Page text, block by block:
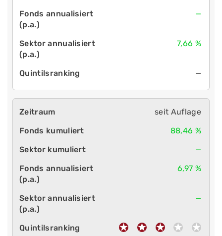
—
7,66 %
—
seit Auflage
88,46 %
—
6,97 %
—